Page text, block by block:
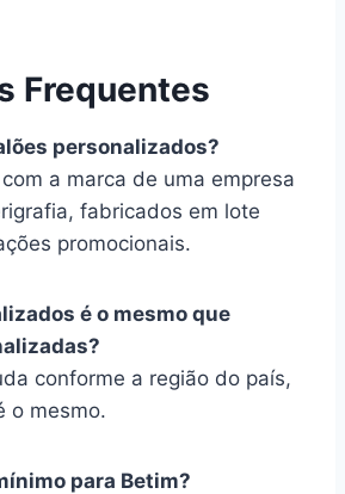
Frequentes
personalizados?
a marca de uma empresa
fabricados em lote
promocionais.
é o mesmo que
conforme a região do país,
o mesmo.
para Betim?